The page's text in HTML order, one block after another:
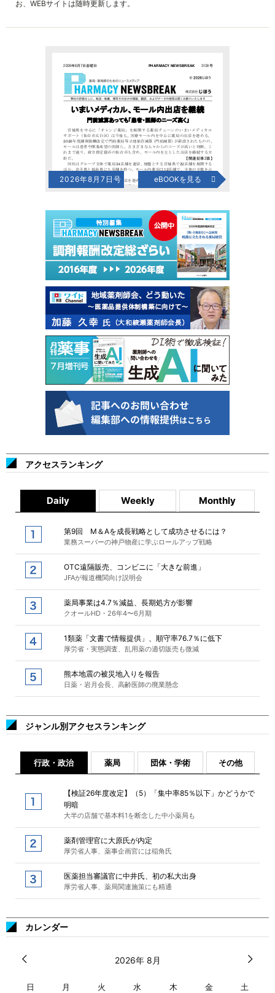
お、WEBサイトは随時更新します。
2026年8月7日号 eBOOKを見る
アクセスランキング
Daily Weekly Monthly
第9回 M＆Aを成長戦略として成功させるには？
業務スーパーの神戸物産に学ぶロールアップ戦略
OTC遠隔販売、コンビニに「大きな前進」
JFAが報道機関向け説明会
薬局事業は4.7％減益、長期処方が影響
クオールHD・26年4〜6月期
1類薬「文書で情報提供」、順守率76.7％に低下
厚労省・実態調査、乱用薬の適切販売も微減
熊本地震の被災地入りを報告
日薬・岩月会長、高齢医師の廃業懸念
ジャンル別アクセスランキング
行政・政治 薬局 団体・学術 その他
【検証26年度改定】（5）「集中率85％以下」かどうかで
明暗
大半の店舗で基本料1を断念した中小薬局も
薬剤管理官に大原氏が内定
厚労省人事、薬事企画官には稲角氏
医薬担当審議官に中井氏、初の私大出身
厚労省人事、薬局関連施策にも精通
カレンダー
2026年 8月
日 月 火 水 木 金 土